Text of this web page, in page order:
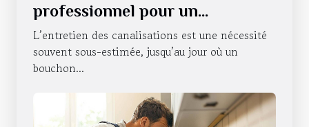
professionnel pour un
débouchage de canalisations à
Strasbourg ?
L’entretien des canalisations est une nécessité
souvent sous-estimée, jusqu’au jour où un
bouchon...